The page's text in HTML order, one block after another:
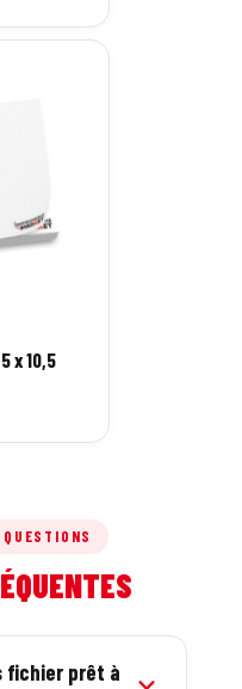
x 10,5
fichier prêt à